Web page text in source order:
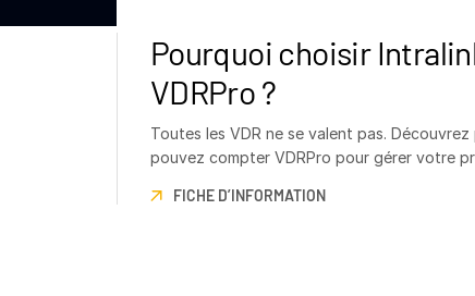
Pourquoi choisir
VDRPro ?
Toutes les VDR ne se valent pas.
pouvez compter VDRPro pour gérer votre
FICHE D’INFORMATION